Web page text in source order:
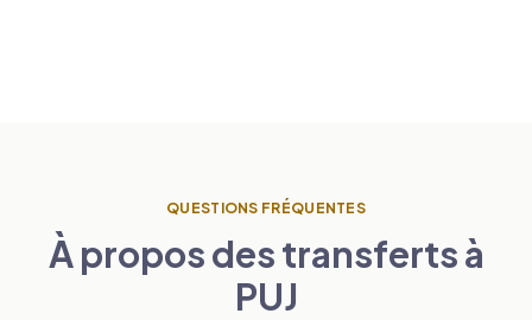
QUESTIONS FRÉQUENTES
À propos des transferts à
PUJ